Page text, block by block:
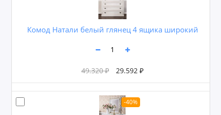
Комод Натали белый глянец 4 ящика широкий
49.320 ₽ 29.592 ₽
-40%